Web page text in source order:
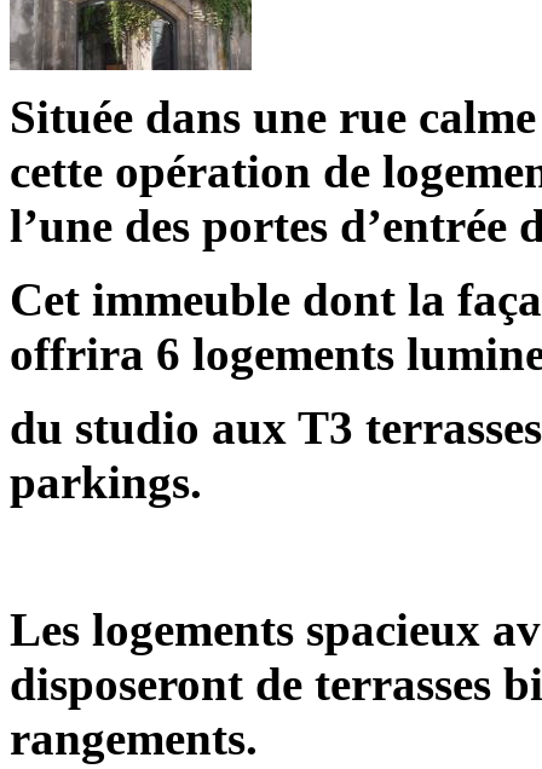
Située dans une rue
cette opération de
l’une des portes
Cet immeuble dont la
offrira 6 logements
du studio aux T3
parkings.
Les logements spacieux
disposeront de terrasses
rangements.